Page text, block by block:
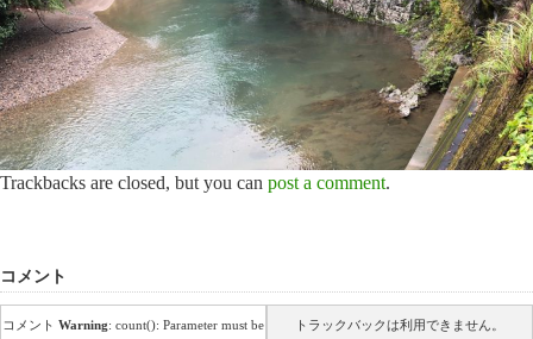
Trackbacks are closed, but you can post a comment.
コメント
コメント Warning: count(): Parameter must be
トラックバックは利用できません。